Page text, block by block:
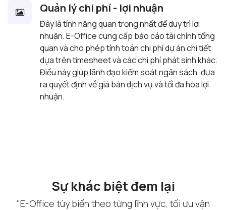
Quản lý chi phí - lợi nhuận
Đây là tính năng quan trọng nhất để duy trì lợi
nhuận. E-Office cung cấp báo cáo tài chính tổng
quan và cho phép tính toán chi phí dự án chi tiết
dựa trên timesheet và các chi phí phát sinh khác.
Điều này giúp lãnh đạo kiểm soát ngân sách, đưa
ra quyết định về giá bán dịch vụ và tối đa hóa lợi
nhuận.
Sự khác biệt đem lại
"E-Office tùy biến theo từng lĩnh vực, tối ưu vận